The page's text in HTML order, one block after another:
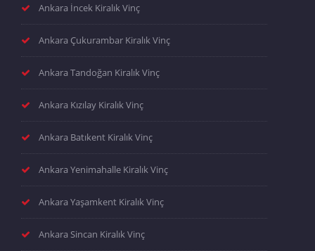
Ankara İncek Kiralık Vinç
Ankara Çukurambar Kiralık Vinç
Ankara Tandoğan Kiralık Vinç
Ankara Kızılay Kiralık Vinç
Ankara Batıkent Kiralık Vinç
Ankara Yenimahalle Kiralık Vinç
Ankara Yaşamkent Kiralık Vinç
Ankara Sincan Kiralık Vinç